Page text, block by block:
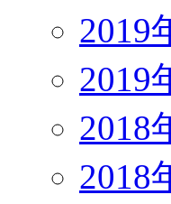
2019
2019
2018
2018